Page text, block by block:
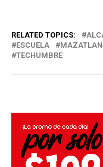
RELATED TOPICS:
ESCUELA
MAZATLAN
TECHUMBRE